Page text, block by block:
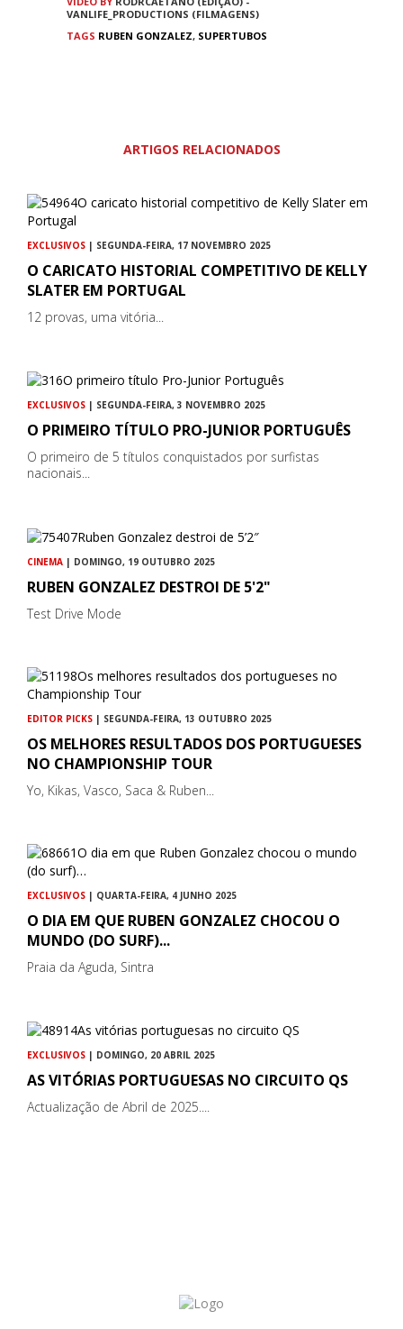
VANLIFE_PRODUCTIONS (FILMAGENS)
TAGS RUBEN GONZALEZ, SUPERTUBOS
ARTIGOS RELACIONADOS
EXCLUSIVOS | SEGUNDA-FEIRA, 17 NOVEMBRO 2025
O CARICATO HISTORIAL COMPETITIVO DE KELLY
SLATER EM PORTUGAL
12 provas, uma vitória...
EXCLUSIVOS | SEGUNDA-FEIRA, 3 NOVEMBRO 2025
O PRIMEIRO TÍTULO PRO-JUNIOR PORTUGUÊS
O primeiro de 5 títulos conquistados por surfistas
nacionais...
CINEMA | DOMINGO, 19 OUTUBRO 2025
RUBEN GONZALEZ DESTROI DE 5'2"
Test Drive Mode
EDITOR PICKS | SEGUNDA-FEIRA, 13 OUTUBRO 2025
OS MELHORES RESULTADOS DOS PORTUGUESES
NO CHAMPIONSHIP TOUR
Yo, Kikas, Vasco, Saca & Ruben...
EXCLUSIVOS | QUARTA-FEIRA, 4 JUNHO 2025
O DIA EM QUE RUBEN GONZALEZ CHOCOU O
MUNDO (DO SURF)...
Praia da Aguda, Sintra
EXCLUSIVOS | DOMINGO, 20 ABRIL 2025
AS VITÓRIAS PORTUGUESAS NO CIRCUITO QS
Actualização de Abril de 2025....